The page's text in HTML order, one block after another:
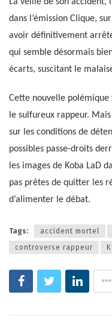
La veille de son accident,
dans l’émission Clique,
avoir définitivement
qui semble désormais
écarts, suscitant le
Cette nouvelle polémique
le sulfureux rappeur.
sur les conditions de
possibles passe-droits
les images de Koba LaD
pas prêtes de quitter les
d’alimenter le débat.
Tags: accident mortel
controverse rappeur